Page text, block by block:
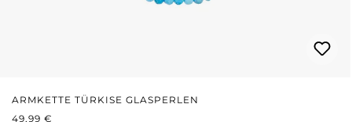
ARMKETTE TÜRKISE GLASPERLEN
REGULÄRER PREIS:
49,99 €